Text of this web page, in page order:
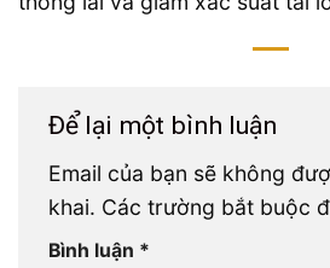
Để lại một bình luận
Email của bạn sẽ không
khai. Các trường bắt buộc
Bình luận *